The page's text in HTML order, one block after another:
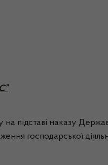
наказу
господарської